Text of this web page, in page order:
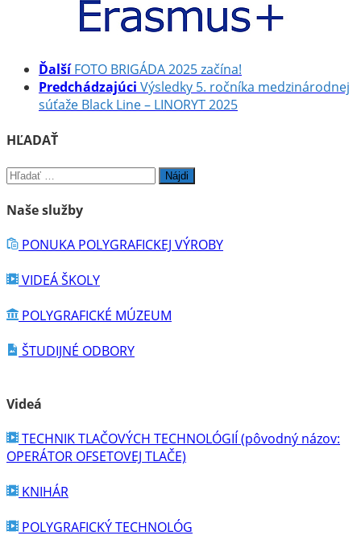
Ďalší FOTO BRIGÁDA 2025 začína!
Predchádzajúci Výsledky 5. ročníka medzinárodnej
súťaže Black Line – LINORYT 2025
HĽADAŤ
Hľadať:
Naše služby
PONUKA POLYGRAFICKEJ VÝROBY
VIDEÁ ŠKOLY
POLYGRAFICKÉ MÚZEUM
ŠTUDIJNÉ ODBORY
Videá
TECHNIK TLAČOVÝCH TECHNOLÓGIÍ (pôvodný názov:
OPERÁTOR OFSETOVEJ TLAČE)
KNIHÁR
POLYGRAFICKÝ TECHNOLÓG